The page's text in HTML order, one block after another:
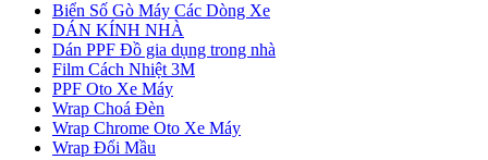
Biển Số Gò Máy Các Dòng Xe
DÁN KÍNH NHÀ
Dán PPF Đồ gia dụng trong nhà
Film Cách Nhiệt 3M
PPF Oto Xe Máy
Wrap Choá Đèn
Wrap Chrome Oto Xe Máy
Wrap Đổi Mầu